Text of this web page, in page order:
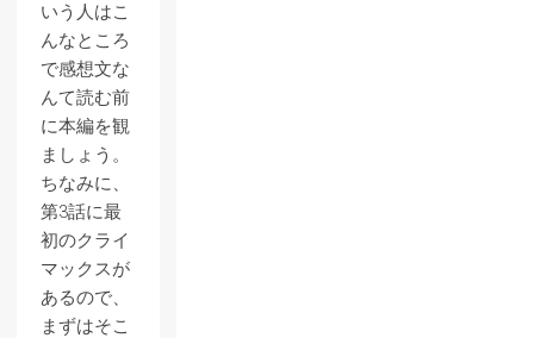
いう人はこ
んなところ
で感想文な
んて読む前
に本編を観
ましょう。
ちなみに、
第3話に最
初のクライ
マックスが
あるので、
まずはそこ